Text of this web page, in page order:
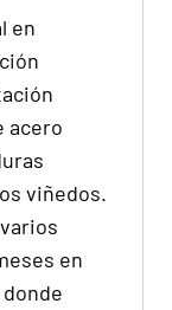
en
acero
viñedos.
en